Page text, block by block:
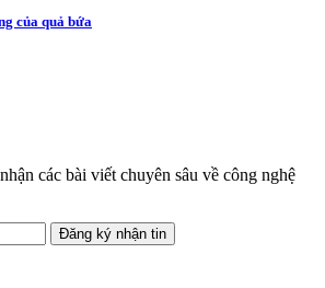
của quả bứa
các bài viết chuyên sâu về công nghệ
Đăng ký nhận tin